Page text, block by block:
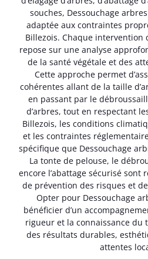
souches, Dessouchage
adaptée aux contraintes
Billezois. Chaque intervention
repose sur une analyse
de la santé végétale et des
Cette approche permet
cohérentes allant de la taille
en passant par le
d’arbres, tout en respectant
Billezois, les conditions
et les contraintes
spécifique que Dessouchage
La tonte de pelouse, le
encore l’abattage sécurisé sont
de prévention des risques et
Opter pour Dessouchage
bénéficier d’un
rigueur et la connaissance
des résultats durables,
attentes